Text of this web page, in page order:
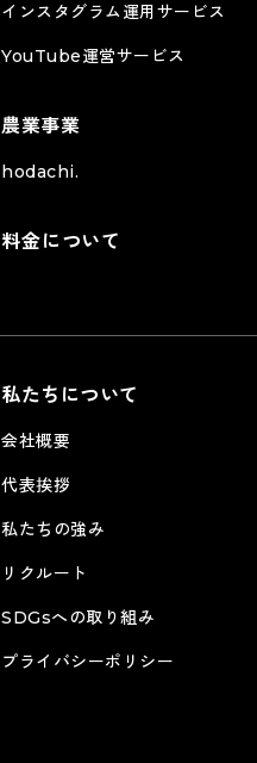
インスタグラム運用サービス
YouTube運営サービス
農業事業
hodachi.
料金について
私たちについて
会社概要
代表挨拶
私たちの強み
リクルート
SDGsへの取り組み
プライバシーポリシー